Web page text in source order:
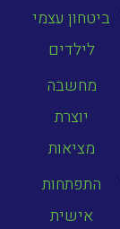
ביטחון עצמי
לילדים
מחשבה
יוצרת
מציאות
התפתחות
אישית